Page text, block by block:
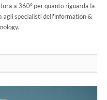
a 360° per quanto riguarda la
agli specialisti dell'lnformation &